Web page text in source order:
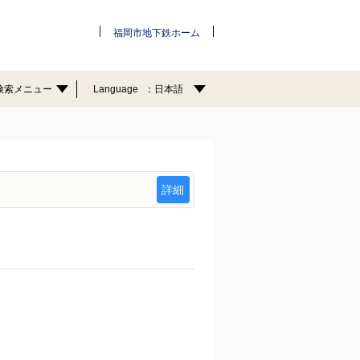
福岡市地下鉄ホーム
索メニュー Language 日本語
詳細